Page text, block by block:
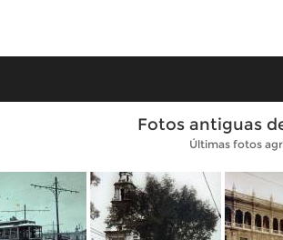
Fotos antiguas
Últimas fotos